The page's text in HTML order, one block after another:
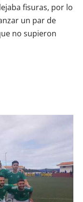
fisuras, por lo
un par de
no supieron